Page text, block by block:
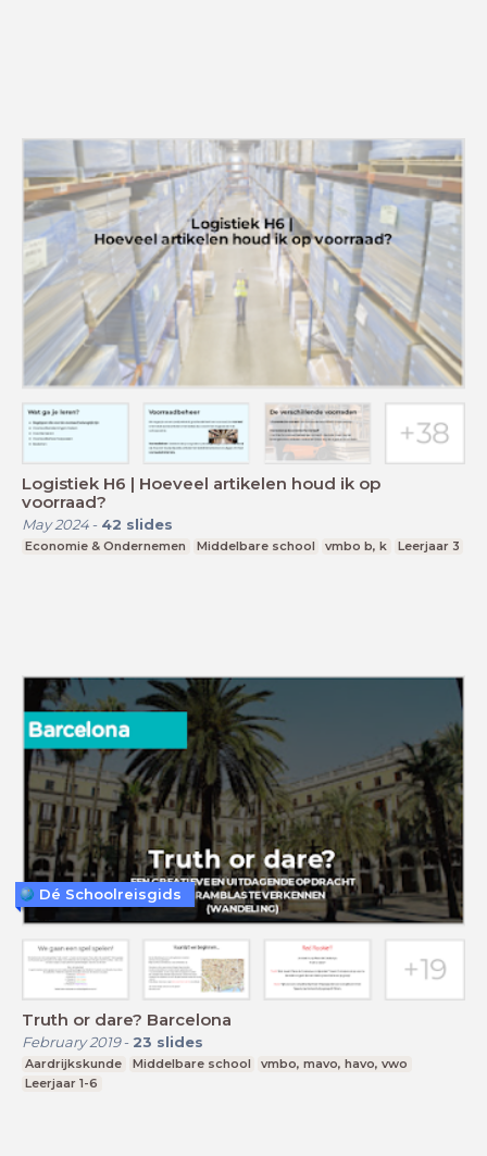
Logistiek H6 | Hoeveel artikelen houd ik op
voorraad?
May 2024- 42 slides
Economie & Ondernemen Middelbare school vmbo b, k Leerjaar 3
Truth or dare? Barcelona
February 2019- 23 slides
Aardrijkskunde Middelbare school
vmbo, mavo, havo, vwo
Leerjaar 1-6
Dé Schoolreisgids